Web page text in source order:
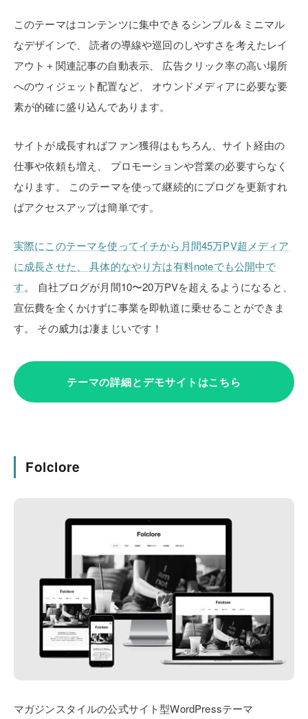
このテーマはコンテンツに集中できるシンプル＆ミニマル
なデザインで、
読者の導線や巡回のしやすさを考えたレイ
アウト＋関連記事の自動表示、
広告クリック率の高い場所
へのウィジェット配置など、
オウンドメディアに必要な要
素が的確に盛り込んであります。
サイトが成長すればファン獲得はもちろん、サイト経由の
仕事や依頼も増え、
プロモーションや営業の必要すらなく
なります。
このテーマを使って継続的にブログを更新すれ
ばアクセスアップは簡単です。
実際にこのテーマを使ってイチから月間45万PV超メディア
に成長させた、
具体的なやり方は有料noteでも公開中で
す。
自社ブログが月間10〜20万PVを超えるようになると、
宣伝費を全くかけずに事業を即軌道に乗せることができま
す。
その威力は凄まじいです！
テーマの詳細とデモサイトはこちら
Folclore
マガジンスタイルの公式サイト型WordPressテーマ